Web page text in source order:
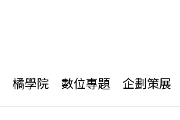
橘學院 數位專題 企劃策展